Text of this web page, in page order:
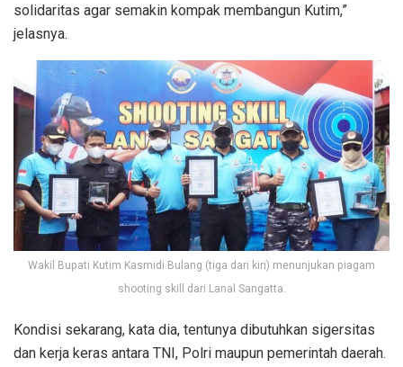
solidaritas agar semakin kompak membangun Kutim,”
jelasnya.
Wakil Bupati Kutim Kasmidi Bulang (tiga dari kiri) menunjukan piagam
shooting skill dari Lanal Sangatta.
Kondisi sekarang, kata dia, tentunya dibutuhkan sigersitas
dan kerja keras antara TNI, Polri maupun pemerintah daerah.